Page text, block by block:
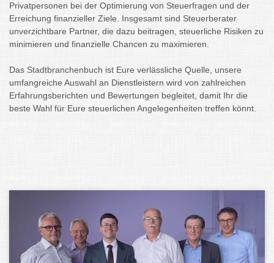
Privatpersonen bei der Optimierung von Steuerfragen und der
Erreichung finanzieller Ziele. Insgesamt sind Steuerberater
unverzichtbare Partner, die dazu beitragen, steuerliche Risiken zu
minimieren und finanzielle Chancen zu maximieren.
Das Stadtbranchenbuch ist Eure verlässliche Quelle, unsere
umfangreiche Auswahl an Dienstleistern wird von zahlreichen
Erfahrungsberichten und Bewertungen begleitet, damit Ihr die
beste Wahl für Eure steuerlichen Angelegenheiten treffen könnt.